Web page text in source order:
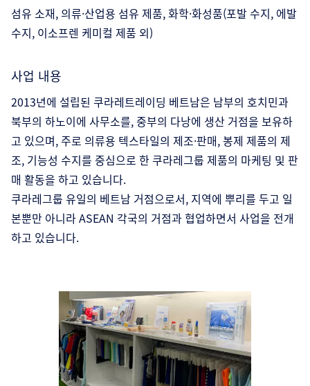
섬유 소재, 의류·산업용 섬유 제품, 화학·화성품(포발 수지, 에발
수지, 이소프렌 케미컬 제품 외)
사업 내용
2013년에 설립된 쿠라레트레이딩 베트남은 남부의 호치민과
북부의 하노이에 사무소를, 중부의 다낭에 생산 거점을 보유하
고 있으며, 주로 의류용 텍스타일의 제조·판매, 봉제 제품의 제
조, 기능성 수지를 중심으로 한 쿠라레그룹 제품의 마케팅 및 판
매 활동을 하고 있습니다.
쿠라레그룹 유일의 베트남 거점으로서, 지역에 뿌리를 두고 일
본뿐만 아니라 ASEAN 각국의 거점과 협업하면서 사업을 전개
하고 있습니다.